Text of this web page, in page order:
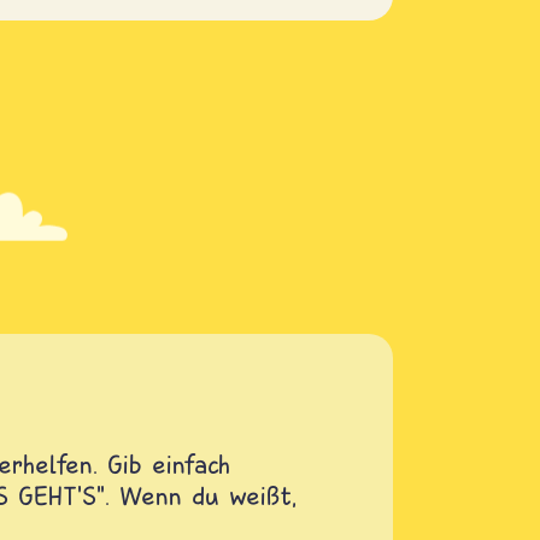
Gib einfach
Wenn du weißt,